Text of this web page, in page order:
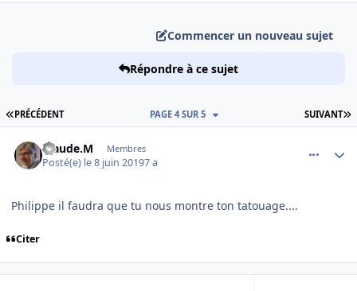
Commencer un nouveau sujet
Répondre à ce sujet
PREMIÈRE PAGE
PRÉCÉDENT SUIVANT
PAGE 4 SUR 5
Claude.M Membres
Posté(e) le 8 juin 20197 a
Philippe il faudra que tu nous montre ton tatouage....
Citer